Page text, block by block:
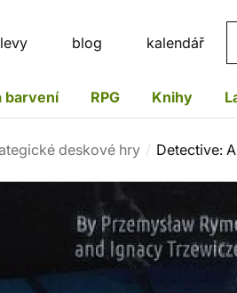
blog kalendář
barvení RPG Knihy
deskové hry Detective: